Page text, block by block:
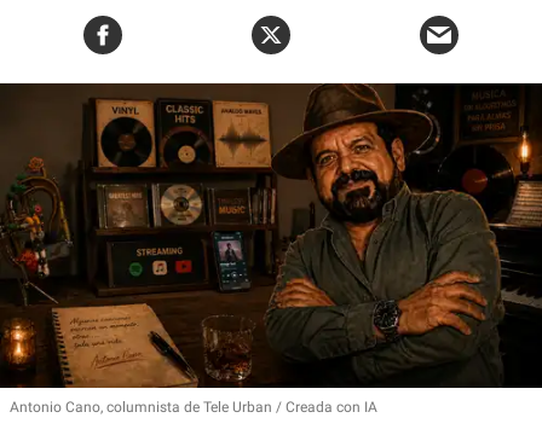
Antonio Cano, columnista de Tele Urban Creada con IA